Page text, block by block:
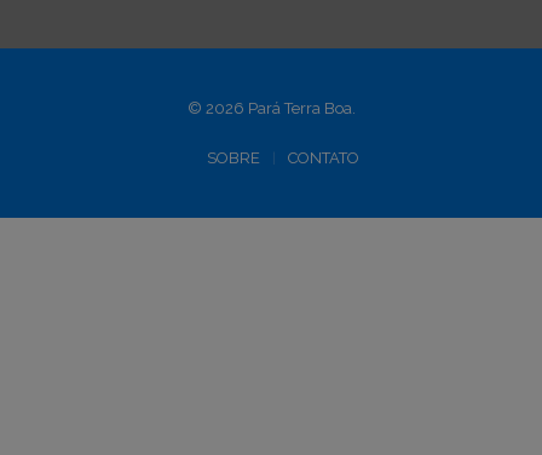
© 2026 Pará Terra Boa.
SOBRE CONTATO